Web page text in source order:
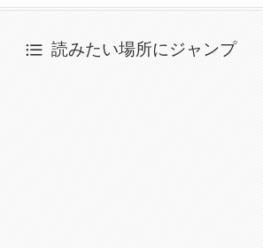
読みたい場所にジャンプ